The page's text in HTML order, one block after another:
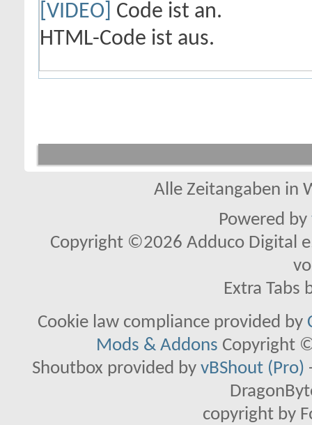
[VIDEO] Code ist an.
HTML-Code ist aus.
Alle Zeitangaben in
Powered by
Copyright ©2026 Adduco Digital
Extra Tabs
Cookie law compliance provided by
Mods & Addons Copyright
Shoutbox provided by vBShout (Pro)
copyright by